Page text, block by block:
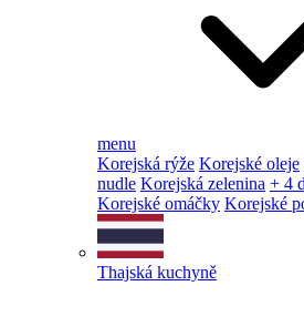
menu
Korejská rýže Korejské oleje
nudle Korejská zelenina + 4
Korejské omáčky Korejské
Thajská kuchyně